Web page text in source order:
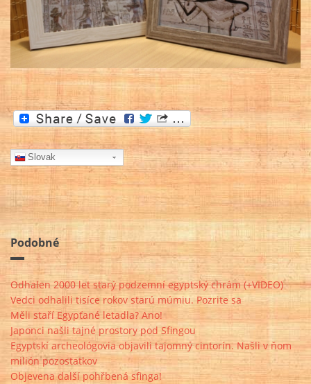
Slovak
Podobné
Odhalen 2000 let starý podzemní egyptský chrám (+VIDEO)
Vedci odhalili tisíce rokov starú múmiu. Pozrite sa
Měli staří Egypťané letadla? Ano!
Japonci našli tajné prostory pod Sfingou
Egyptskí archeológovia objavili tajomný cintorín. Našli v ňom
milión pozostatkov
Objevena další pohřbená sfinga!